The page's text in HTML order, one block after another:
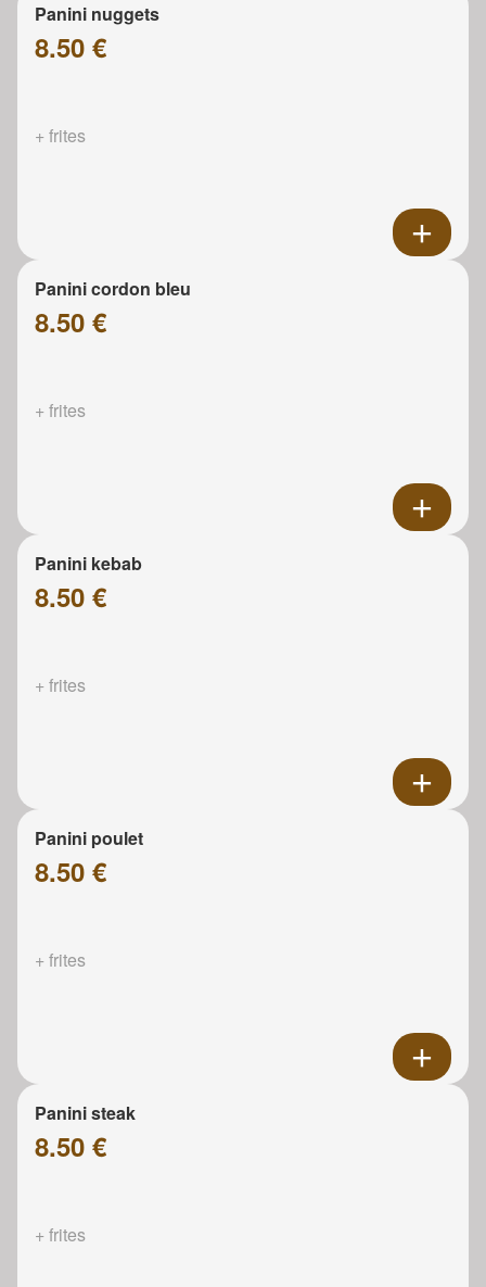
Panini nuggets
8.50 €
+ frites
Panini cordon bleu
8.50 €
+ frites
Panini kebab
8.50 €
+ frites
Panini poulet
8.50 €
+ frites
Panini steak
8.50 €
+ frites